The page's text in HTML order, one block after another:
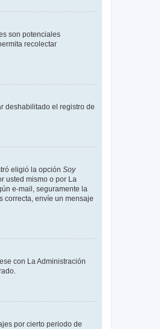
son potenciales
recolectar
deshabilitado el registro de
eligió la opción Soy
usted mismo o por La
e-mail, seguramente la
correcta, envíe un mensaje
con La Administración
por cierto periodo de